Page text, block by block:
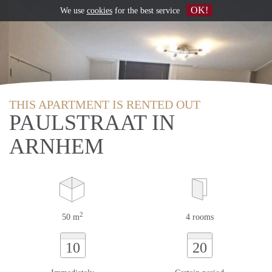
THIS APARTMENT IS RENTED OUT
PAULSTRAAT IN
ARNHEM
50 m2 4 rooms
10 20
We use cookiesfor the best service OK!